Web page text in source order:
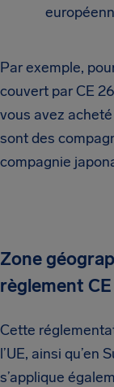
Par exemple,
couvert par CE
vous avez
sont des
compagnie
Zone
règlement
Cette
l’UE, ainsi qu’en
s’applique